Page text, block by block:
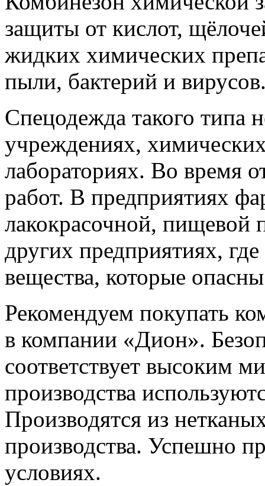
защиты от кислот,
жидких химических
пыли, бактерий и
Спецодежда такого типа
учреждениях,
лабораториях. Во время
работ. В предприятиях
лакокрасочной,
других предприятиях,
вещества, которые
Рекомендуем покупать
в компании «Дион».
соответствует высоким
производства
Производятся из
производства. Успешно
условиях.